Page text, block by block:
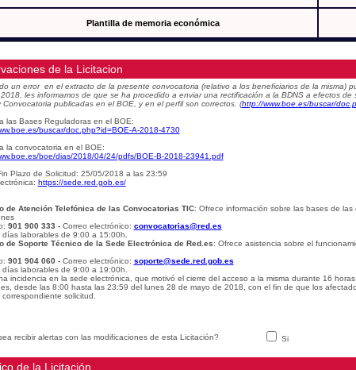
Plantilla de memoria económica
de la Licitacion
un error en el extracto de la presente convocatoria (relativo a los beneficiarios de la misma)
les informamos de que se ha procedido a enviar una rectificación a la BDNS a efectos
Convocatoria publicadas en el BOE, y en el perfil son correctos. (http://www.boe.es/buscar/
las Bases Reguladoras en el BOE:
buscar/doc.php?id=BOE-A-2018-4730
la convocatoria en el BOE:
boe/dias/2018/04/24/pdfs/BOE-B-2018-23941.pdf
Plazo de Solicitud: 25/05/2018 a las 23:59
https://sede.red.gob.es/
de Atención Telefónica de las Convocatorias TIC: Ofrece información sobre las bases de
901 900 333 - Correo electrónico: convocatorias@red.es
días laborables de 9:00 a 15:00h
de Soporte Técnico de la Sede Electrónica de Red.es: Ofrece asistencia sobre el
901 904 060 - Correo electrónico: soporte@sede.red.gob.es
días laborables de 9:00 a 19:00h.
incidencia en la sede electrónica, que motivó el cierre del acceso a la misma durante 16
desde las 8:00 hasta las 23:59 del lunes 28 de mayo de 2018, con el fin de que los
solicitud.
recibir alertas con las modificaciones de esta Licitación? Si
de la Licitación